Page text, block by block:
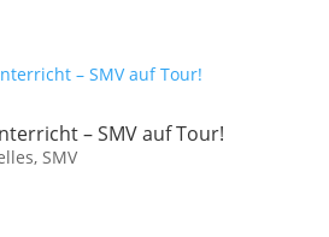
– SMV auf Tour!
, SMV